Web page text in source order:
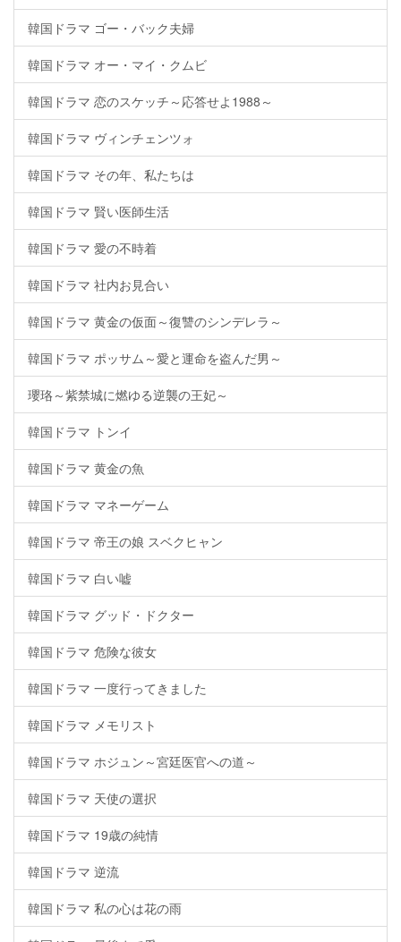
韓国ドラマ ゴー・バック夫婦
韓国ドラマ オー・マイ・クムビ
韓国ドラマ 恋のスケッチ～応答せよ1988～
韓国ドラマ ヴィンチェンツォ
韓国ドラマ その年、私たちは
韓国ドラマ 賢い医師生活
韓国ドラマ 愛の不時着
韓国ドラマ 社内お見合い
韓国ドラマ 黄金の仮面～復讐のシンデレラ～
韓国ドラマ ポッサム～愛と運命を盗んだ男～
瓔珞～紫禁城に燃ゆる逆襲の王妃～
韓国ドラマ トンイ
韓国ドラマ 黄金の魚
韓国ドラマ マネーゲーム
韓国ドラマ 帝王の娘 スベクヒャン
韓国ドラマ 白い嘘
韓国ドラマ グッド・ドクター
韓国ドラマ 危険な彼女
韓国ドラマ 一度行ってきました
韓国ドラマ メモリスト
韓国ドラマ ホジュン～宮廷医官への道～
韓国ドラマ 天使の選択
韓国ドラマ 19歳の純情
韓国ドラマ 逆流
韓国ドラマ 私の心は花の雨